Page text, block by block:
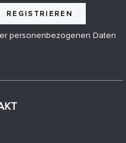
REGISTRIEREN
personenbezogenen Daten